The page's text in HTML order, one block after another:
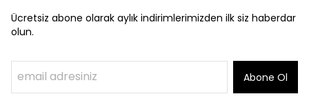
Ücretsiz abone olarak aylık indirimlerimizden ilk siz haberdar
olun.
Abone Ol